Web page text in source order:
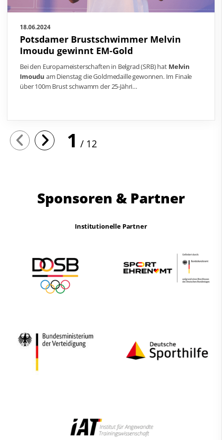
18.06.2024
Potsdamer Brustschwimmer Melvin
Imoudu gewinnt EM-Gold
Bei den Europameisterschaften in Belgrad (SRB) hat Melvin
Imoudu am Dienstag die Goldmedaille gewonnen. Im Finale
über 100m Brust schwamm der 25-Jähri…
1 12
Sponsoren & Partner
Institutionelle Partner